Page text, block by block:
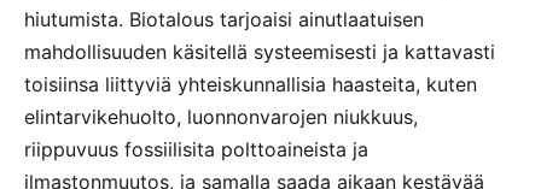
hiutumista. Biotalous tarjoaisi ainutlaatuisen
mahdollisuuden käsitellä systeemisesti ja kattavasti
toisiinsa liittyviä yhteiskunnallisia haasteita, kuten
elintarvikehuolto, luonnonvarojen niukkuus,
riippuvuus fossiilisita polttoaineista ja
ilmastonmuutos, ja samalla saada aikaan kestävää